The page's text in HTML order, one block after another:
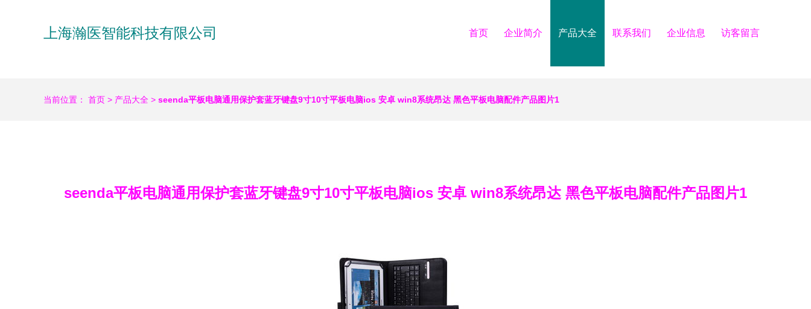
上海瀚医智能科技有限公司 首页 企业简介 产品大全 联系我们 企业信息 访客留言
当前位置： 首页 > 产品大全 > seenda平板电脑通用保护套蓝牙键盘9寸10寸平板电脑ios 安卓 win8系统昂达 黑色平板电脑配件产品图片1
seenda平板电脑通用保护套蓝牙键盘9寸10寸平板电脑ios 安卓 win8系统昂达 黑色平板电脑配件产品图片1